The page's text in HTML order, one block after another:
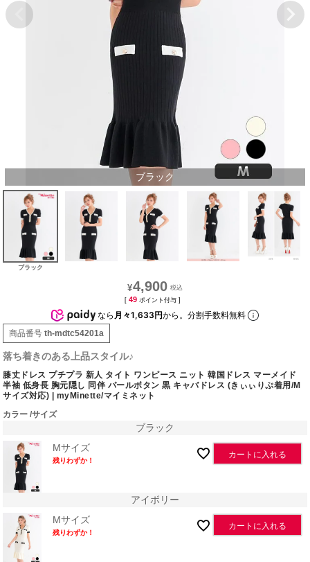
ブラック
ブラック
¥4,900
[ 49 ポイント付与 ]
なら 月々1,633円から。分割手数料無料
商品番号 th-mdtc54201a
落ち着きのある上品スタイル♪
膝丈ドレス プチプラ 新人 タイト ワンピース ニット 韓国ドレス マーメイド
半袖 低身長 胸元隠し 同伴 パールボタン 黒 キャバドレス (きぃぃりぷ着用/M
サイズ対応) | myMinette/マイミネット
カラー サイズ
ブラック
Mサイズ
残りわずか！
カートに入れる
アイボリー
Mサイズ
残りわずか！
カートに入れる